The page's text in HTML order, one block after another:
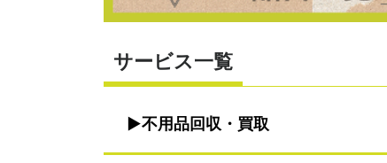
サービス一覧
不用品回収・買取